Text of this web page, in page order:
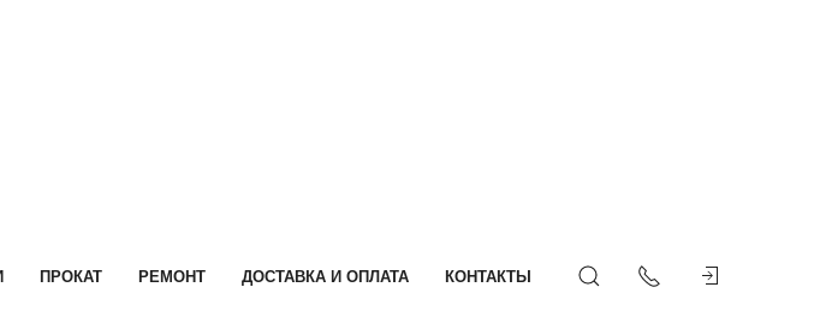
ПРОКАТ РЕМОНТ ДОСТАВКА И ОПЛАТА КОНТАКТЫ